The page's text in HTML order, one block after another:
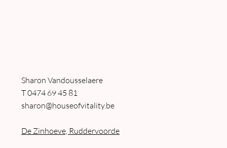
Sharon Vandousselaere
T0474 69 45 81
sharon@houseofvitality.be
De Zinhoeve, Ruddervoorde